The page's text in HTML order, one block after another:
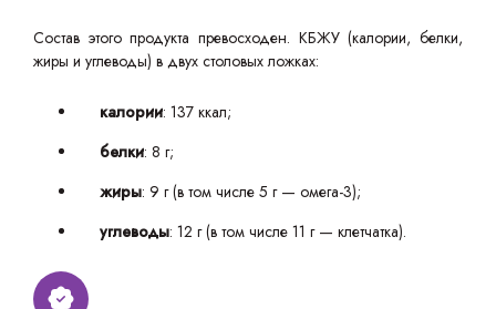
Состав этого продукта превосходен. КБЖУ (калории, белки,
жиры и углеводы) в двух столовых ложках:
калории: 137 ккал;
белки: 8 г;
жиры: 9 г (в том числе 5 г — омега-3);
углеводы: 12 г (в том числе 11 г — клетчатка).